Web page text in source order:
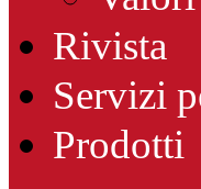
Rivista
Servizi
Prodotti